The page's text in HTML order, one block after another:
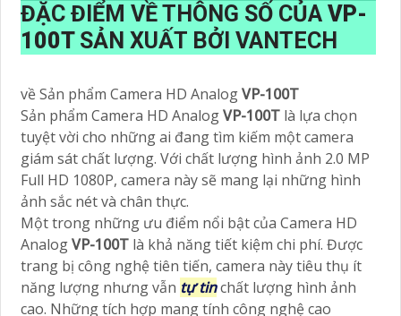
ĐẶC ĐIỂM VỀ THÔNG SỐ CỦA VP-
100T SẢN XUẤT BỞI VANTECH
về Sản phẩm Camera HD AnalogVP-100T
Sản phẩm Camera HD AnalogVP-100T là lựa chọn
tuyệt vời cho những ai đang tìm kiếm một camera
giám sát chất lượng. Với chất lượng hình ảnh 2.0 MP
Full HD 1080P, camera này sẽ mang lại những hình
ảnh sắc nét và chân thực.
Một trong những ưu điểm nổi bật của Camera HD
AnalogVP-100T là khả năng tiết kiệm chi phí. Được
trang bị công nghệ tiên tiến, camera này tiêu thụ ít
năng lượng nhưng vẫn tự tinchất lượng hình ảnh
cao. Những tích hợp mang tính công nghệ cao